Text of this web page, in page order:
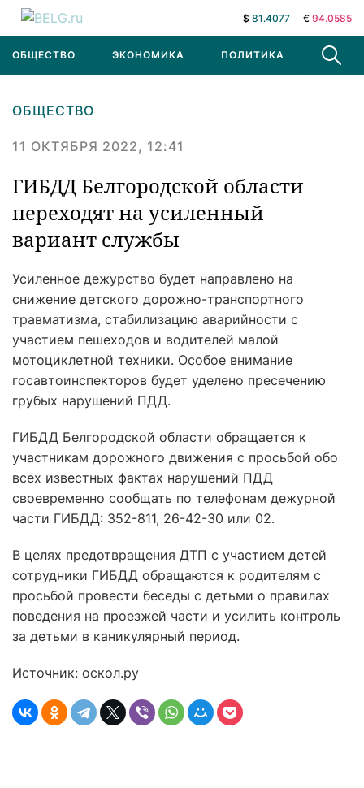
$ 81.4077 € 94.0585
ОБЩЕСТВО ЭКОНОМИКА ПОЛИТИКА В МИРЕ
ОБЩЕСТВО
11 ОКТЯБРЯ 2022, 12:41
ГИБДД Белгородской области
переходят на усиленный
вариант службы
Усиленное дежурство будет направлено на
снижение детского дорожно-транспортного
травматизма, стабилизацию аварийности с
участием пешеходов и водителей малой
мотоциклетной техники. Особое внимание
госавтоинспекторов будет уделено пресечению
грубых нарушений ПДД.
ГИБДД Белгородской области обращается к
участникам дорожного движения с просьбой обо
всех известных фактах нарушений ПДД
своевременно сообщать по телефонам дежурной
части ГИБДД: 352-811, 26-42-30 или 02.
В целях предотвращения ДТП с участием детей
сотрудники ГИБДД обращаются к родителям с
просьбой провести беседы с детьми о правилах
поведения на проезжей части и усилить контроль
за детьми в каникулярный период.
Источник: оскол.ру